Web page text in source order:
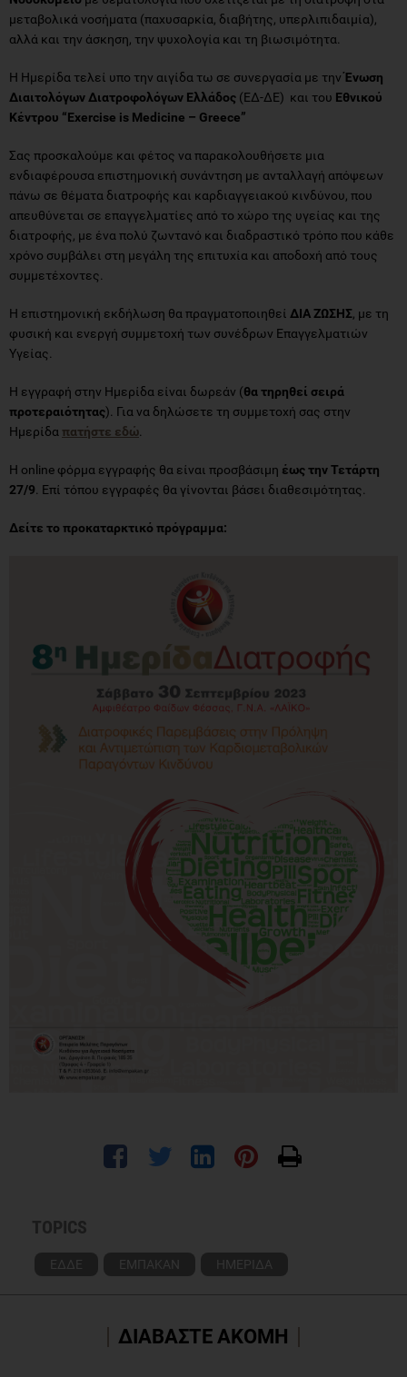
μεταβολικά νοσήματα (παχυσαρκία, διαβήτης, υπερλιπιδαιμία),
αλλά και την άσκηση, την ψυχολογία και τη βιωσιμότητα.
Η Ημερίδα τελεί υπο την αιγίδα τω σε συνεργασία με τηνΈνωση
Διαιτολόγων Διατροφολόγων Ελλάδος (ΕΔ-ΔΕ) και του Εθνικού
Κέντρου “Exercise is Medicine – Greece”
Σας προσκαλούμε και φέτος να παρακολουθήσετε μια
ενδιαφέρουσα επιστημονική συνάντηση με ανταλλαγή απόψεων
πάνω σε θέματα διατροφής και καρδιαγγειακού κινδύνου, που
απευθύνεται σε επαγγελματίες από το χώρο της υγείας και της
διατροφής, με ένα πολύ ζωντανό και διαδραστικό τρόπο που κάθε
χρόνο συμβάλει στη μεγάλη της επιτυχία και αποδοχή από τους
συμμετέχοντες.
Η επιστημονική εκδήλωση θα πραγματοποιηθεί ΔΙΑ ΖΩΣΗΣ, με τη
φυσική και ενεργή συμμετοχή των συνέδρων Επαγγελματιών
Υγείας.
Η εγγραφή στην Ημερίδα είναι δωρεάν (θα τηρηθεί σειρά
προτεραιότητας). Για να δηλώσετε τη συμμετοχή σας στην
Ημερίδα πατήστε εδώ
Η online φόρμα εγγραφής θα είναι προσβάσιμη έως την Τετάρτη
27/9 . Επί τόπου εγγραφές θα γίνονται βάσει διαθεσιμότητας.
Δείτε το προκαταρκτικό πρόγραμμα:
TOPICS
ΕΔΔΕ ΕΜΠΑΚΑΝ ΗΜΕΡΙΔΑ
ΔΙΑΒΑΣΤΕ ΑΚΟΜΗ